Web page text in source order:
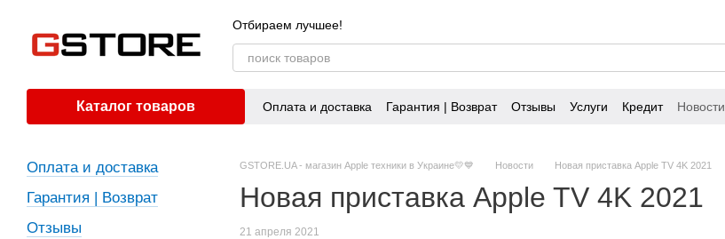
Отбираем лучшее!
Каталог товаров Оплата и доставка Гарантия | Возврат Отзывы Услуги Кредит Новости
GSTORE.UA - магазин Apple техники в Украине💛💙 Новости Новая приставка Apple TV 4K 2021
Новая приставка Apple TV 4K 2021
21 апреля 2021
Оплата и доставка
Гарантия | Возврат
Отзывы